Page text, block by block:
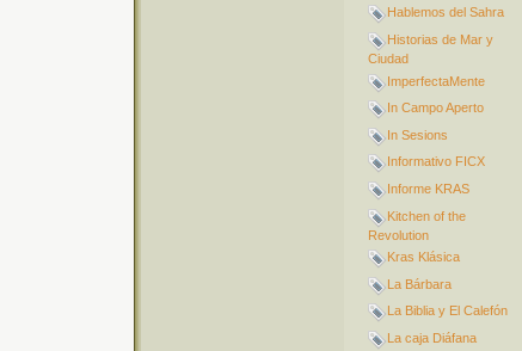
Hablemos del Sahra
Historias de Mar y
Ciudad
ImperfectaMente
In Campo Aperto
In Sesions
Informativo FICX
Informe KRAS
Kitchen of the
Revolution
Kras Klásica
La Bárbara
La Biblia y El Calefón
La caja Diáfana